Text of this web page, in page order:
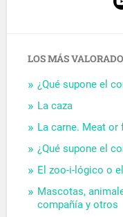
LOS MÁS
¿Qué supone el
La caza
La carne. Meat or
¿Qué supone el
El zoo-i-lógico o
Mascotas,
compañía y otros